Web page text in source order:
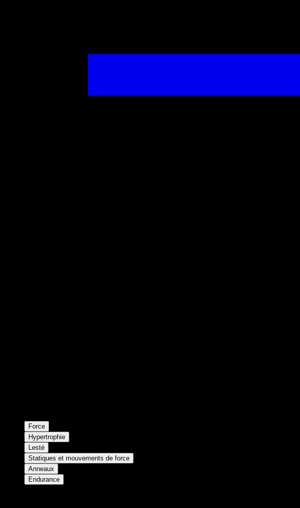
Force
Hypertrophie
Lesté
Statiques et mouvements de force
Anneaux
Endurance